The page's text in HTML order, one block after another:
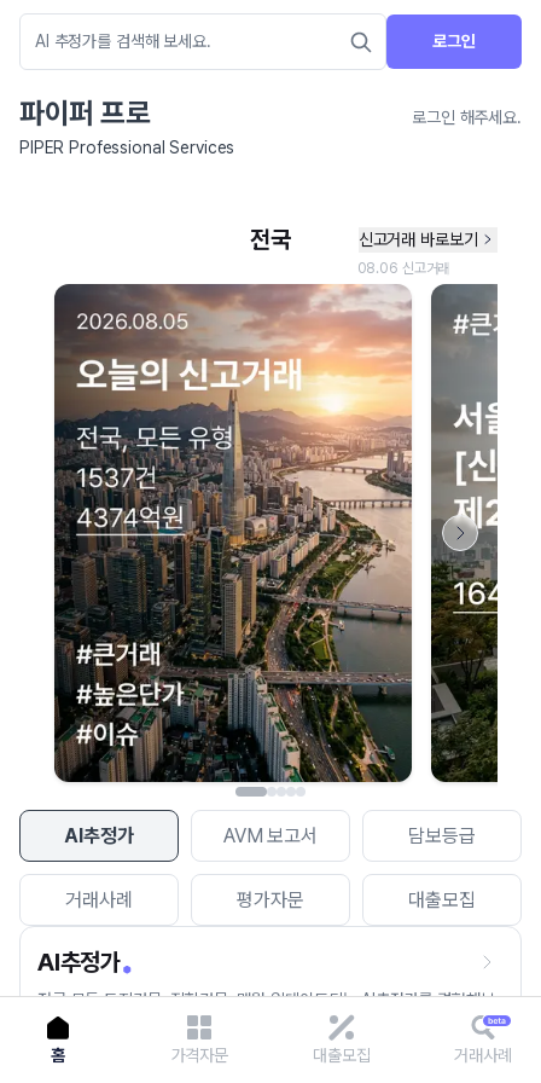
로그인
파이퍼 프로
로그인 해주세요.
PIPER Professional Services
AI추정가 AVM 보고서 담보등급
거래사례 평가자문 대출모집
AI추정가
전국 모든 토지건물, 집합건물, 매월 업데이트되는 AI추정가를 경험해보
세요.
네이버 지도 연결 안내
현재 네이버 지도 연결이 원활하지 않아 지도를 불러올 수 없습니다.
이용에 불편을 드려 죄송합니다.
다시 시도
홈 가격자문 대출모집 거래사례